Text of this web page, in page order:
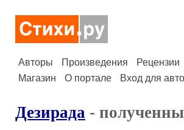
Авторы Произведения Рецензии
Магазин
О портале Вход для
Дезирада -